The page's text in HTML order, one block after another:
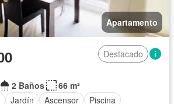
Apartamento
Destacado
2 Baños
66 m²
Jardín Ascensor
Piscina